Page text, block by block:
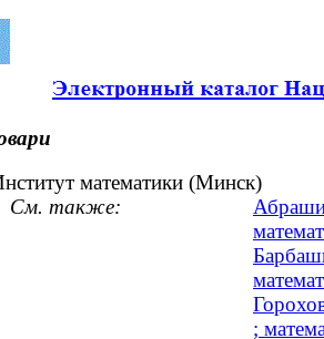
математики (Минск)
См. также:
;